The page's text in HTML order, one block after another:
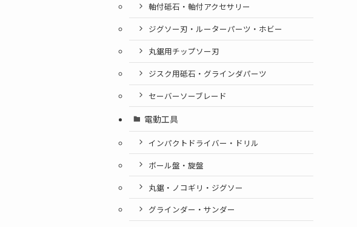
軸付砥石・軸付アクセサリー
ジグソー刃・ルーターパーツ・ホビー
丸鋸用チップソー刃
ジスク用砥石・グラインダパーツ
セーバーソーブレード
電動工具
インパクトドライバー・ドリル
ボール盤・旋盤
丸鋸・ノコギリ・ジグソー
グラインダー・サンダー